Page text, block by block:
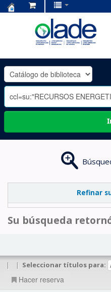
OLADE
-
Refinar
Su búsqueda
| | Seleccionar títulos para:
Hacer reserva